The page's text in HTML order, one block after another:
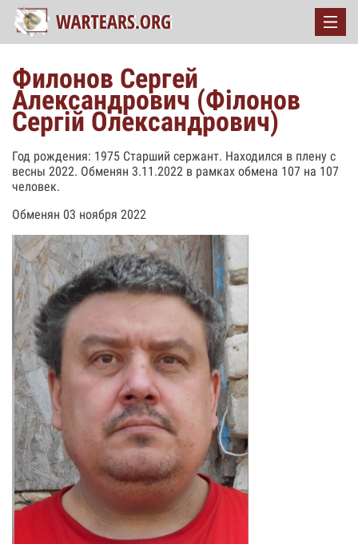
Филонов Сергей
Александрович ( Філонов
Сергій Олександрович)
Год рождения: 1975 Старший сержант. Находился в плену с
весны 2022. Обменян 3.11.2022 в рамках обмена 107 на 107
человек.
Обменян 03 ноября 2022